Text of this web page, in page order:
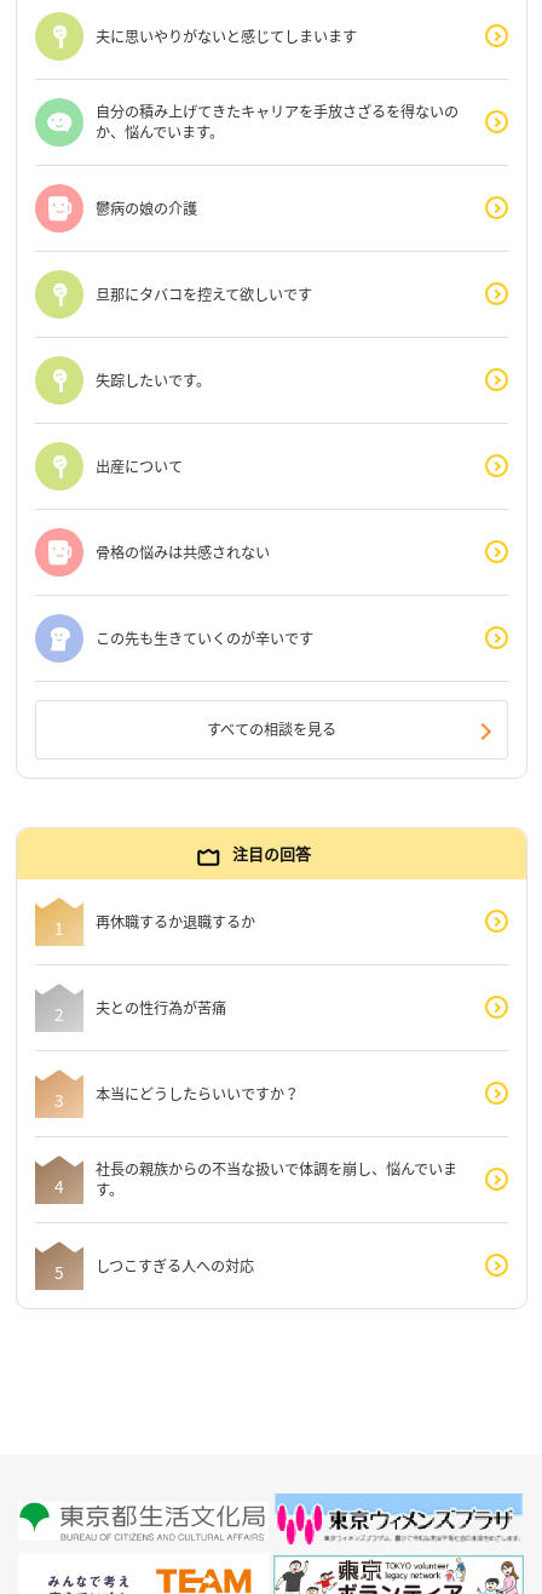
夫に思いやりがないと感じてしまいます
自分の積み上げてきたキャリアを手放さざるを得ないの
か、悩んでいます。
鬱病の娘の介護
旦那にタバコを控えて欲しいです
失踪したいです。
出産について
骨格の悩みは共感されない
この先も生きていくのが辛いです
すべての相談を見る
注目の回答
再休職するか退職するか
夫との性行為が苦痛
本当にどうしたらいいですか？
社長の親族からの不当な扱いで体調を崩し、悩んでいま
す。
しつこすぎる人への対応